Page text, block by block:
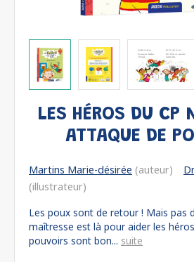
LES HÉROS DU CP
ATTAQUE DE
Martins Marie-désirée (auteur)
(illustrateur)
Les poux sont de retour ! Mais pas
maîtresse est là pour aider les
pouvoirs sont bon... suite